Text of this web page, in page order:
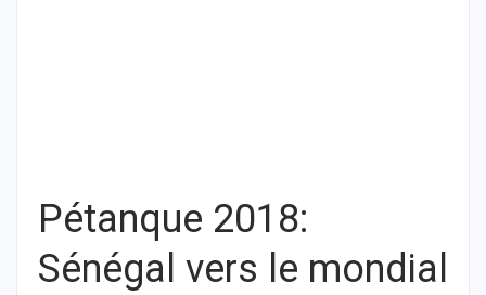
Pétanque 2018:
Sénégal vers le mondial